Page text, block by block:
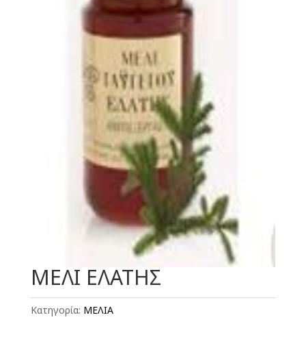
ΜΕΛΙ ΕΛΑΤΗΣ
Κατηγορία: ΜΕΛΙΑ